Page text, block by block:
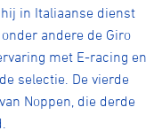
in Italiaanse dienst
andere de Giro
met E-racing en
selectie. De vierde
Noppen, die derde